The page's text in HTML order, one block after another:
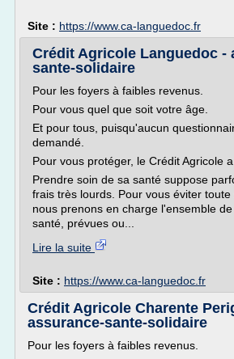
Site : https://www.ca-languedoc.fr
Crédit Agricole Languedoc -
sante-solidaire
Pour les foyers à faibles revenus.
Pour vous quel que soit votre âge.
Et pour tous, puisqu'aucun
demandé.
Pour vous protéger, le Crédit Agricole
Prendre soin de sa santé suppose
frais très lourds. Pour vous éviter toute
nous prenons en charge l'ensemble
santé, prévues ou...
Lire la suite
Site : https://www.ca-languedoc.fr
Crédit Agricole Charente
assurance-sante-solidaire
Pour les foyers à faibles revenus.